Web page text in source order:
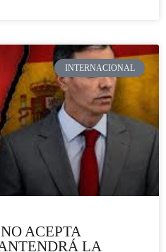
INTERNACIONAL
ACEPTA
LA